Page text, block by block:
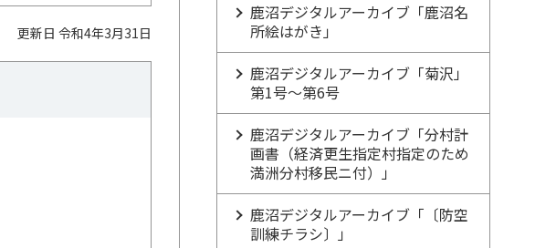
更新日 令和4年3月31日
鹿沼デジタルアーカイブ「鹿沼名
所絵はがき」
鹿沼デジタルアーカイブ「菊沢」
第1号～第6号
鹿沼デジタルアーカイブ「分村計
画書（経済更生指定村指定のため
満洲分村移民ニ付）」
鹿沼デジタルアーカイブ「〔防空
訓練チラシ〕」